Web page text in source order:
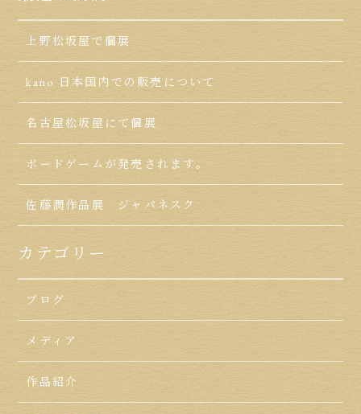
上野松坂屋で個展
kano 日本国内での販売について
名古屋松坂屋にて個展
ボードゲームが発売されます。
佐藤潤作品展 ジャパネスク
カテゴリー
ブログ
メディア
作品紹介